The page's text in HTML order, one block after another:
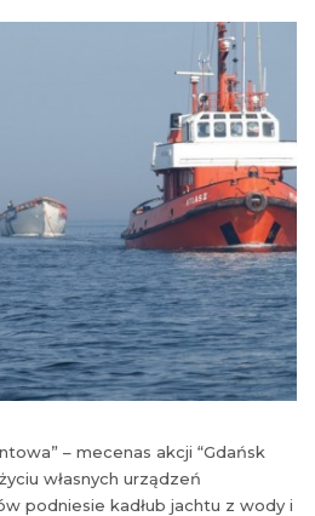
– mecenas akcji “Gdańsk
własnych urządzeń
podniesie kadłub jachtu z wody i